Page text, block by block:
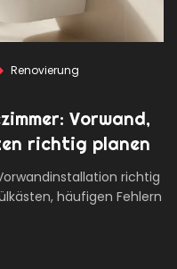
Renovierung
Vorwand,
richtig planen
richtig
häufigen Fehlern